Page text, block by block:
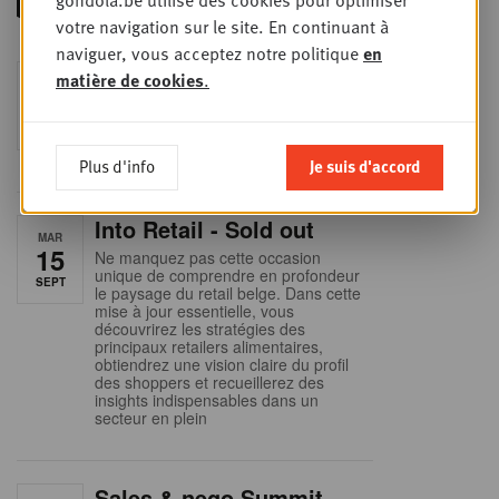
MER
Foodservice - Joint
onderhandelingstafel is geen toeval!
MAR
15
SEPT
Into Retail - Sold out
Ne manquez pas cette occasion
unique de comprendre en profondeur
le paysage du retail belge. Dans cette
mise à jour essentielle, vous
découvrirez les stratégies des
principaux retailers alimentaires,
obtiendrez une vision claire du profil
des shoppers et recueillerez des
insights indispensables dans un
secteur en plein
votre navigation sur le site. En continuant à
naviguer, vous acceptez notre politiqueen
matière de cookies.
Plus d'info Je suis d'accord